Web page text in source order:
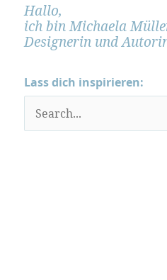
Hallo,
ich bin Michaela
Designerin und
Lass dich inspirieren:
u